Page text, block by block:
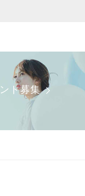
ト募集